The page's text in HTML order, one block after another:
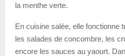
la menthe verte.
En cuisine salée, elle fonctionne
les salades de concombre, les
encore les sauces au yaourt.